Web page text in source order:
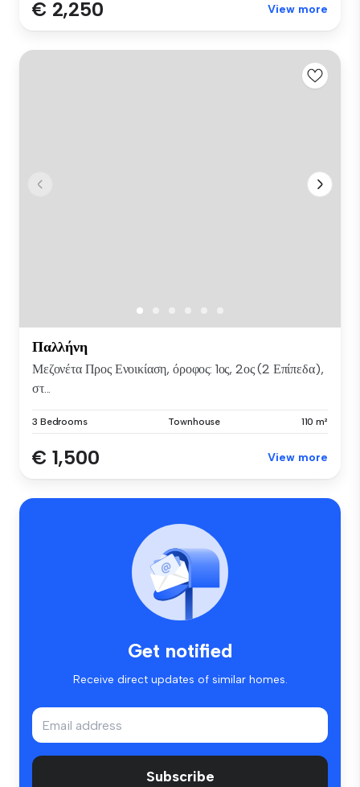
€ 2,250 View more
Παλλήνη
Μεζονέτα Προς Ενοικίαση, όροφος: 1ος, 2ος (2 Επίπεδα),
στ...
3 Bedrooms Townhouse 110 m²
€ 1,500 View more
Get notified
Receive direct updates of similar homes.
Subscribe